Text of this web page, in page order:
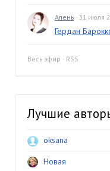
Алень · 31 июля
Гердан
Весь эфир · RSS
Лучшие
oksana
Новая